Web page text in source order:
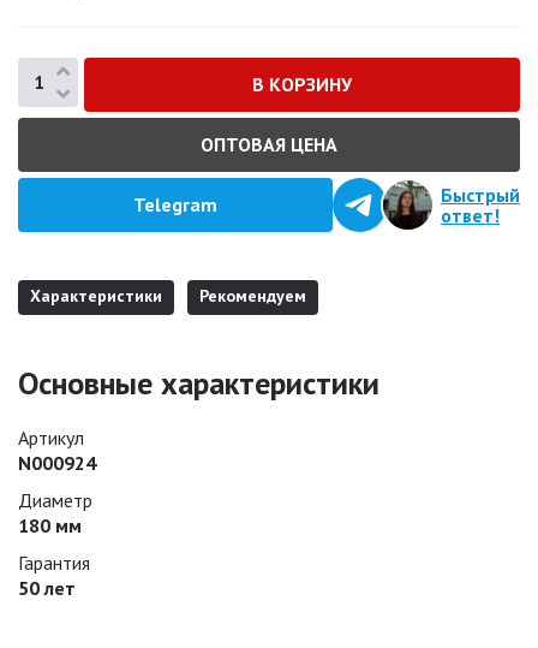
ОПТОВАЯ ЦЕНА
Telegram
Быстрый
ответ!
Характеристики Рекомендуем
Основные характеристики
Артикул
N000924
Диаметр
180 мм
Гарантия
50 лет